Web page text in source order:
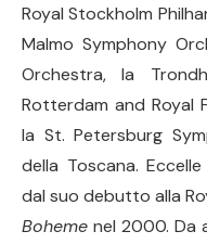
Royal Stockholm
Malmo Symphony
Orchestra, la
Rotterdam and Royal
la St. Petersburg
della Toscana.
dal suo debutto alla
Boheme nel 2000. Da